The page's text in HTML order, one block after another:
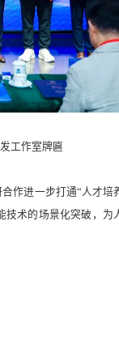
工作室牌匾
作进一步打通“人才培
术的场景化突破，为